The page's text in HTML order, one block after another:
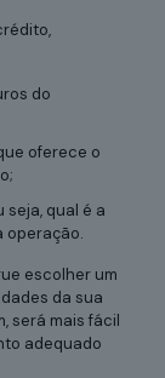
do
oferece o
seja, qual é a
operação.
escolher um
da sua
será mais fácil
adequado